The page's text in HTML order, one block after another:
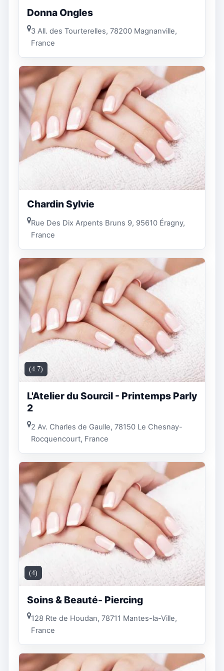
Donna Ongles
3 All. des Tourterelles, 78200 Magnanville,
France
Chardin Sylvie
Rue Des Dix Arpents Bruns 9, 95610 Éragny,
France
(4.7)
L'Atelier du Sourcil - Printemps Parly
2
2 Av. Charles de Gaulle, 78150 Le Chesnay-
Rocquencourt, France
(4)
Soins & Beauté- Piercing
128 Rte de Houdan, 78711 Mantes-la-Ville,
France